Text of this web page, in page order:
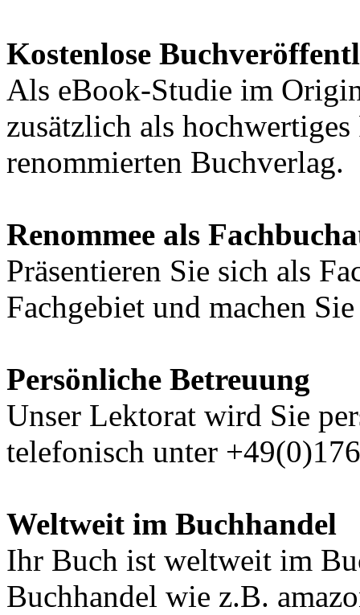
Kostenlose
Als eBook-Studie im
zusätzlich als
renommierten Buchverlag.
Renommee als
Präsentieren Sie sich als
Fachgebiet und machen
Persönliche Betreuung
Unser Lektorat wird Sie
telefonisch unter
Weltweit im Buchhandel
Ihr Buch ist weltweit im
Buchhandel wie z.B.